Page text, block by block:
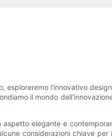
esploreremo l'innovativo
il mondo
elegante e
considerazioni chiave per